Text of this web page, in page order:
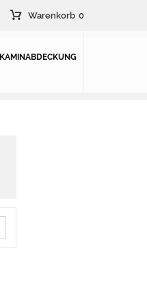
Warenkorb 0
KAMINABDECKUNG